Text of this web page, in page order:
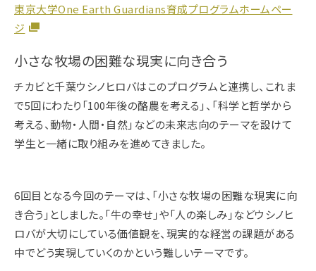
東京大学One Earth Guardians育成プログラムホームペー
ジ
小さな牧場の困難な現実に向き合う
チカビと千葉ウシノヒロバはこのプログラムと連携し、これま
で5回にわたり「100年後の酪農を考える」、「科学と哲学から
考える、動物・人間・自然」などの未来志向のテーマを設けて
学生と一緒に取り組みを進めてきました。
6回目となる今回のテーマは、「小さな牧場の困難な現実に向
き合う」としました。「牛の幸せ」や「人の楽しみ」などウシノヒ
ロバが大切にしている価値観を、現実的な経営の課題がある
中でどう実現していくのかという難しいテーマです。